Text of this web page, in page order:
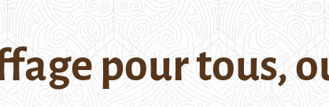
pour tous,